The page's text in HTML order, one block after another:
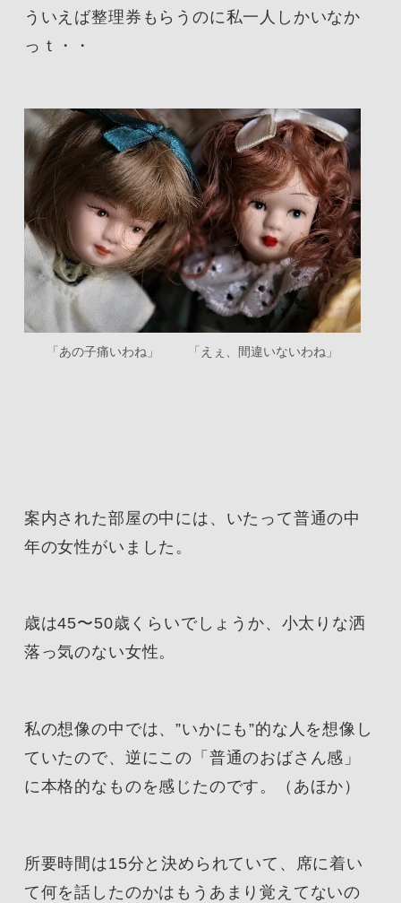
ういえば整理券もらうのに私一人しかいなか
っｔ・・
「あの子痛いわね」 「えぇ、間違いないわね」
案内された部屋の中には、いたって普通の中
年の女性がいました。
歳は45〜50歳くらいでしょうか、小太りな洒
落っ気のない女性。
私の想像の中では、”いかにも”的な人を想像し
ていたので、逆にこの「普通のおばさん感」
に本格的なものを感じたのです。（あほか）
所要時間は15分と決められていて、席に着い
て何を話したのかはもうあまり覚えてないの